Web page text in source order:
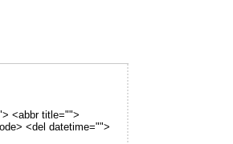
<abbr title="">
<del datetime="">